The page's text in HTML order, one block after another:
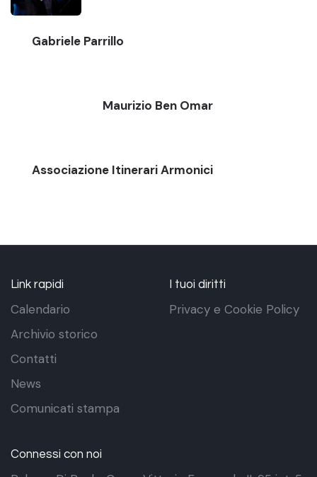
Gabriele Parrillo
Maurizio Ben Omar
Associazione Itinerari Armonici
Link rapidi
Calendario
Archivio storico
Contatti
News
Comunicati stampa
I tuoi diritti
Privacy e Cookie Policy
Connessi con noi